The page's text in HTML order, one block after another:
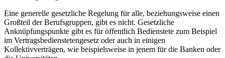
Eine generelle gesetzliche Regelung für alle, beziehungsweise einen
Großteil der Berufsgruppen, gibt es nicht. Gesetzliche
Anknüpfungspunkte gibt es für öffentlich Bedienstete zum Beispiel
im Vertragsbedienstetengesetz oder auch in einigen
Kollektivverträgen, wie beispielsweise in jenem für die Banken oder